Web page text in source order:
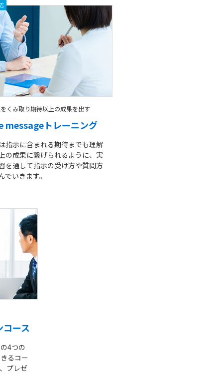
くみ取り期待以上の成果を出す
messageトレーニング
指示に含まれる期待までも理解
の成果に繋げられるように、実
を通して指示の受け方や質問方
でいきます。
ース
4つの
るコー
プレゼ